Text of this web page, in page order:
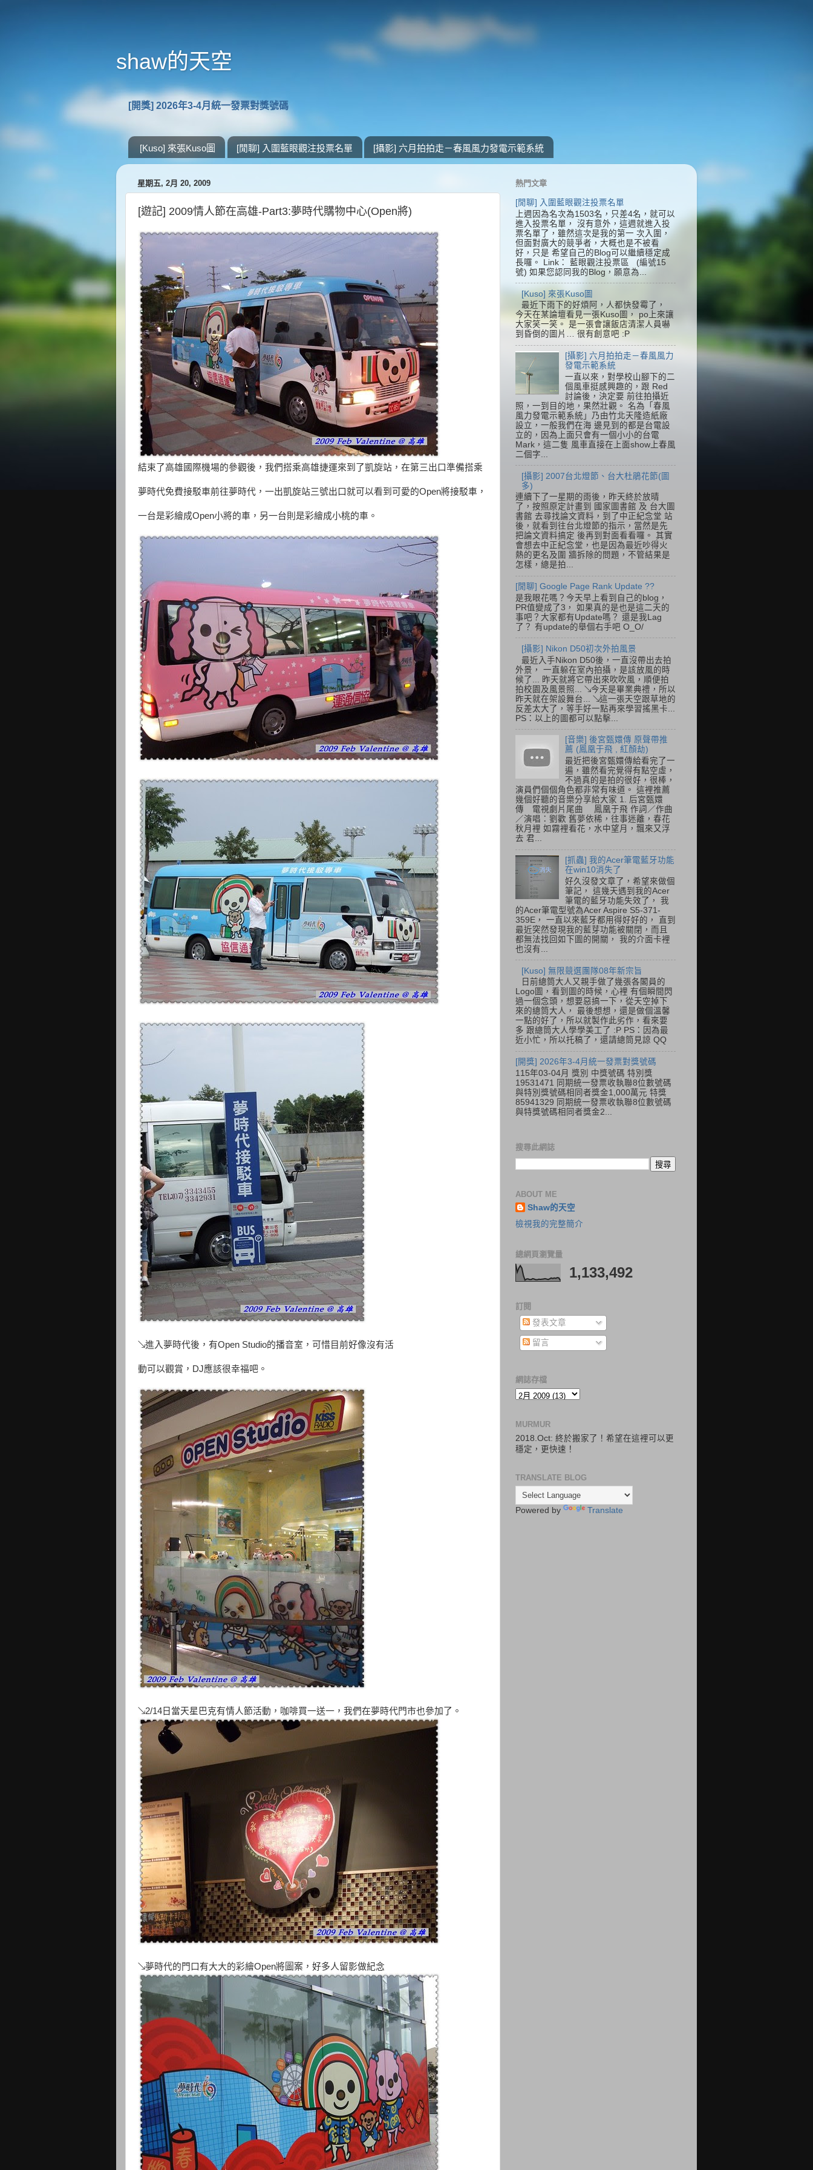
shaw的天空
[開獎] 2026年3-4月統一發票對獎號碼
[Kuso] 來張Kuso圖 [閒聊] 入圍藍眼觀注投票名單 [攝影] 六月拍拍走－春風風力發電示範系統
星期五, 2月 20, 2009
[遊記] 2009情人節在高雄-Part3:夢時代購物中心(Open將)
結束了高雄國際機場的參觀後，我們搭乘高雄捷運來到了凱旋站，在第三出口準備搭乘
夢時代免費接駁車前往夢時代，一出凱旋站三號出口就可以看到可愛的Open將接駁車，
一台是彩繪成Open小將的車，另一台則是彩繪成小桃的車。
↘進入夢時代後，有Open Studio的播音室，可惜目前好像沒有活
動可以觀賞，DJ應該很幸福吧。
↘2/14日當天星巴克有情人節活動，咖啡買一送一，我們在夢時代門市也參加了。
↘夢時代的門口有大大的彩繪Open將圖案，好多人留影做紀念
熱門文章
[閒聊] 入圍藍眼觀注投票名單
上週因為名次為1503名，只差4名，就可以
進入投票名單， 沒有意外，這週就進入投
票名單了，雖然這次是我的第一 次入圍，
但面對廣大的競爭者，大概也是不被看
好，只是 希望自己的Blog可以繼續穩定成
長囉。 Link： 藍眼觀注投票區 (編號15
號) 如果您認同我的Blog，願意為...
[Kuso] 來張Kuso圖
最近下雨下的好煩阿，人都快發霉了，
今天在某論壇看見一張Kuso圖， po上來讓
大家笑一笑。 是一張會讓飯店清潔人員嚇
到昏倒的圖片… 很有創意吧 :P
[攝影] 六月拍拍走－春風風力
發電示範系統
一直以來，對學校山腳下的二
個風車挺感興趣的，跟 Red
討論後，決定要 前往拍攝近
照，一到目的地，果然壯觀。 名為「春風
風力發電示範系統」乃由竹北天隆造紙廠
設立，一般我們在海 邊見到的都是台電設
立的，因為上面只會有一個小小的台電
Mark，這二隻 風車直接在上面show上春風
二個字...
[攝影] 2007台北燈節、台大杜鵑花節(圖
多)
連續下了一星期的雨後，昨天終於放晴
了，按照原定計畫到 國家圖書館 及 台大圖
書館 去尋找論文資料，到了中正紀念堂 站
後，就看到往台北燈節的指示，當然是先
把論文資料搞定 後再到對面看看囉。 其實
會想去中正紀念堂，也是因為最近吵得火
熱的更名及圍 牆拆除的問題，不管結果是
怎樣，總是拍...
[閒聊] Google Page Rank Update ??
是我眼花嗎？今天早上看到自己的blog，
PR值變成了3， 如果真的是也是這二天的
事吧？大家都有Update嗎？ 還是我Lag
了？ 有update的舉個右手吧 O_O/
[攝影] Nikon D50初次外拍風景
最近入手Nikon D50後，一直沒帶出去拍
外景， 一直躲在室內拍攝，是該放風的時
候了... 昨天就將它帶出來吹吹風，順便拍
拍校園及風景照... ↘今天是畢業典禮，所以
昨天就在架設舞台... ↘這一張天空跟草地的
反差太大了，等手好一點再來學習搖黑卡...
PS：以上的圖都可以點擊...
[音樂] 後宮甄嬛傳 原聲帶推
薦 (鳳凰于飛 , 紅顏劫)
最近把後宮甄嬛傳給看完了一
遍，雖然看完覺得有點空虛，
不過真的是拍的很好，很棒，
演員們個個角色都非常有味道。 這裡推薦
幾個好聽的音樂分享給大家 1. 后宮甄嬛
傳 電視劇片尾曲 鳳凰于飛 作詞／作曲
／演唱：劉歡 舊夢依稀，往事迷離，春花
秋月裡 如霧裡看花，水中望月，飄來又浮
去 君...
[抓蟲] 我的Acer筆電藍牙功能
在win10消失了
好久沒發文章了，希望來做個
筆記， 這幾天遇到我的Acer
筆電的藍牙功能失效了， 我
的Acer筆電型號為Acer Aspire S5-371-
359E， 一直以來藍牙都用得好好的， 直到
最近突然發現我的藍芽功能被關閉，而且
都無法找回如下圖的開關， 我的介面卡裡
也沒有...
[Kuso] 無限競選團隊08年新宗旨
日前總筒大人又親手做了幾張各閣員的
Logo圖，看到圖的時候，心裡 有個瞬間閃
過一個念頭，想要惡搞一下，從天空掉下
來的總筒大人， 最後想想，還是做個溫馨
一點的好了，所以就製作此劣作，看來要
多 跟總筒大人學學美工了 :P PS：因為最
近小忙，所以托稿了，還請總筒見諒 QQ
[開獎] 2026年3-4月統一發票對獎號碼
115年03-04月 獎別 中獎號碼 特別獎
19531471 同期統一發票收執聯8位數號碼
與特別獎號碼相同者獎金1,000萬元 特獎
85941329 同期統一發票收執聯8位數號碼
與特獎號碼相同者獎金2...
搜尋此網誌
ABOUT ME
Shaw的天空
檢視我的完整簡介
總網頁瀏覽量
1,133,492
訂閱
發表文章
留言
網誌存檔
MURMUR
2018.Oct: 終於搬家了！希望在這裡可以更
穩定，更快速！
TRANSLATE BLOG
Powered by Translate